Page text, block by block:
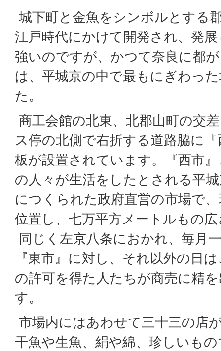
城下町と金魚をシンボルとする
江戸時代にかけて開発され、発
強いのですが、かつて奈良に都
は、平城京の中で最もにぎわっ
た。
商工会館の北東、北郡山町の交
ス停の北側で右折する道路脇に
板が設置されています。『西市
の人々が生活をしたとされる平
につくられた政府直営の市場で
位置し、七万平方メートルもの
同じく左京八条におかれ、毎月
『東市』に対し、それ以外の日
の許可を得た人たちが商売に精
す。
市場内にはあわせて三十三の店
干魚や生魚、絹や綿、珍しいも